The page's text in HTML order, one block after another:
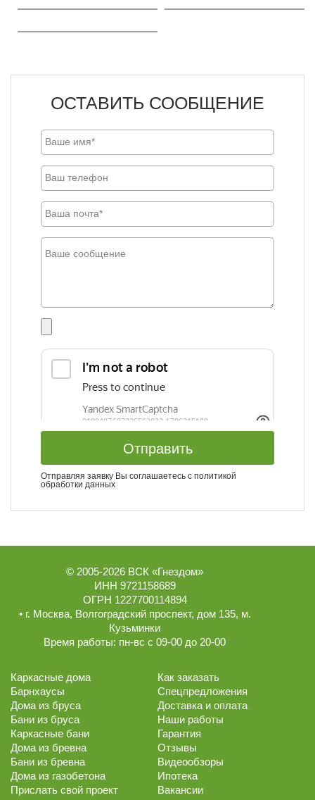
ОСТАВИТЬ СООБЩЕНИЕ
Отправить
Отправляя заявку Вы соглашаетесь с политикой
обработки данных
© 2005-2026 ВСК «Гнездом»
ИНН 9721158689
ОГРН 1227700114894
• г. Москва, Волгоградский проспект, дом 135, м.
Кузьминки
Время работы: пн-вс с 09-00 до 20-00
Каркасные дома
Барнхаусы
Дома из бруса
Бани из бруса
Каркасные бани
Дома из бревна
Бани из бревна
Дома из газобетона
Прислать свой проект
Как заказать
Спецпредложения
Доставка и оплата
Наши работы
Гарантия
Отзывы
Видеообзоры
Ипотека
Вакансии